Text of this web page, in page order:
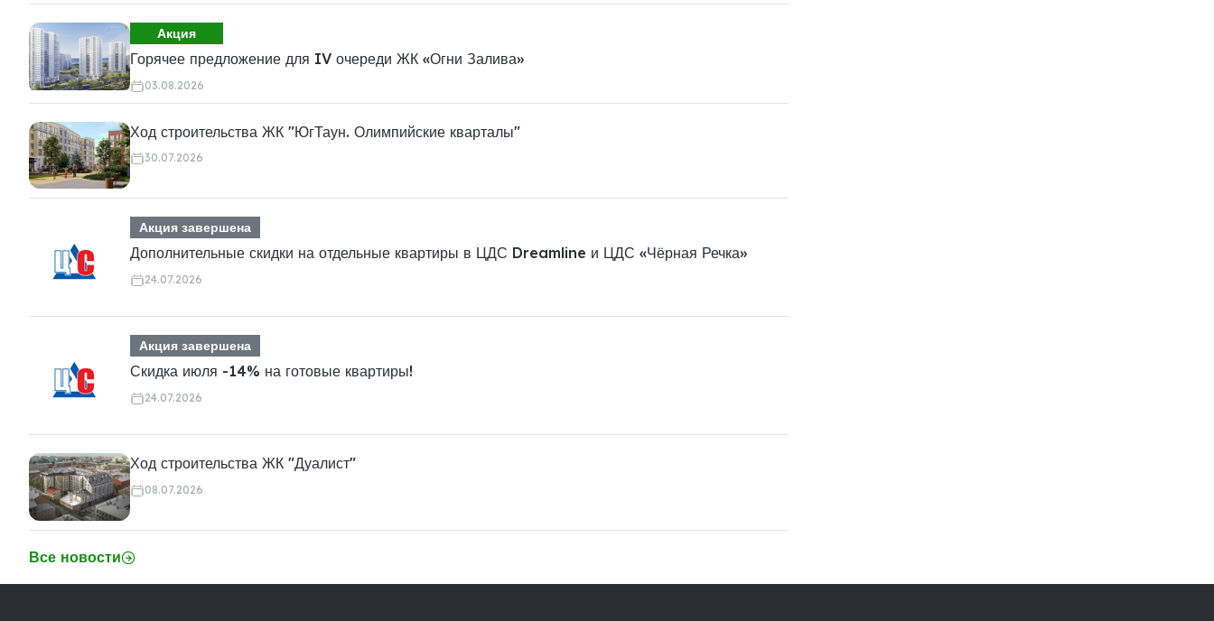
Акция
Горячее предложение для IV очереди ЖК «Огни Залива»
03.08.2026
Ход строительства ЖК "ЮгТаун. Олимпийские кварталы"
30.07.2026
Акция завершена
Дополнительные скидки на отдельные квартиры в ЦДС Dreamline и ЦДС «Чёрная Речка»
24.07.2026
Акция завершена
Скидка июля -14% на готовые квартиры!
24.07.2026
Ход строительства ЖК "Дуалист"
08.07.2026
Все новости